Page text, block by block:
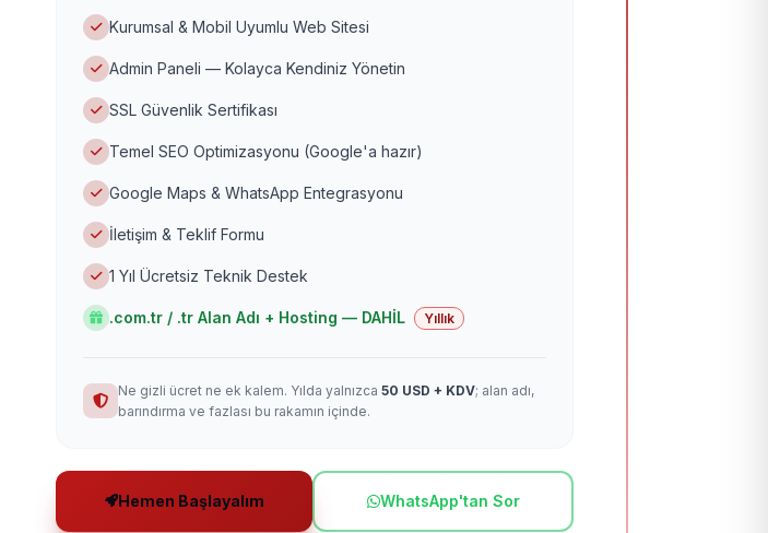
Kurumsal & Mobil Uyumlu Web Sitesi
Admin Paneli — Kolayca Kendiniz Yönetin
SSL Güvenlik Sertifikası
Temel SEO Optimizasyonu (Google'a hazır)
Google Maps & WhatsApp Entegrasyonu
İletişim & Teklif Formu
1 Yıl Ücretsiz Teknik Destek
.com.tr / .tr Alan Adı + Hosting — DAHİL Yıllık
Ne gizli ücret ne ek kalem. Yılda yalnızca 50 USD + KDV; alan adı,
barındırma ve fazlası bu rakamın içinde.
Hemen Başlayalım WhatsApp'tan Sor